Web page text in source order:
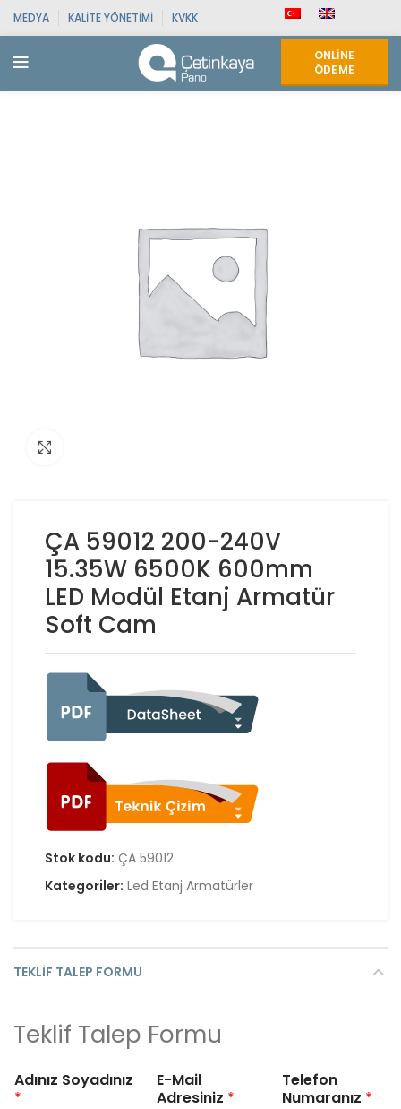
MEDYA KALITE YÖNETIMI KVKK
ONLINE
ÖDEME
ÇA 59012 200-240V
15.35W 6500K 600mm
LED Modül Etanj Armatür
Soft Cam
Stok kodu: ÇA 59012
Kategoriler: Led Etanj Armatürler
TEKLIF TALEP FORMU
Teklif Talep Formu
Adınız Soyadınız
*
E-Mail
Adresiniz *
Telefon
Numaranız *